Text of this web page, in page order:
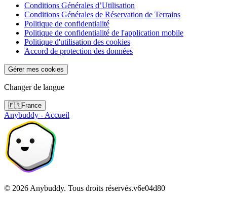
Conditions Générales d’Utilisation
Conditions Générales de Réservation de Terrains
Politique de confidentialité
Politique de confidentialité de l'application mobile
Politique d'utilisation des cookies
Accord de protection des données
Gérer mes cookies
Changer de langue
🇫🇷France
Anybuddy - Accueil
© 2026 Anybuddy. Tous droits réservés.v6e04d80